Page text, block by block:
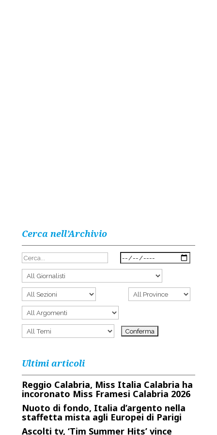
Cerca nell’Archivio
Ultimi articoli
Reggio Calabria, Miss Italia Calabria ha
incoronato Miss Framesi Calabria 2026
Nuoto di fondo, Italia d’argento nella
staffetta mista agli Europei di Parigi
Ascolti tv, ‘Tim Summer Hits’ vince